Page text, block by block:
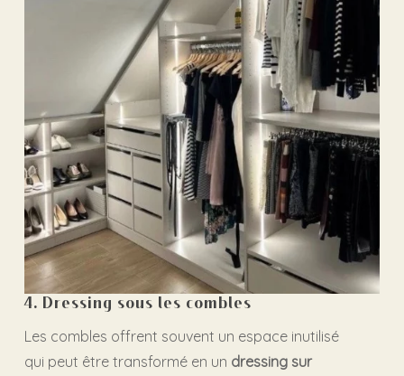
4. Dressing sous les combles
Les combles offrent souvent un espace inutilisé
qui peut être transformé en un dressing sur